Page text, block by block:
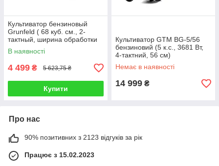
Культиватор бензиновый
Grunfeld ( 68 куб. см., 2-
тактный, ширина обработки
360 мм )
В наявності
4 499 ₴ 5 623,75 ₴
Купити
Культиватор GTM BG-5/56
бензиновий (5 к.с., 3681 Вт,
4-тактний, 56 см)
Немає в наявності
14 999 ₴
Про нас
90% позитивних з 2123 відгуків за рік
Працює з 15.02.2023